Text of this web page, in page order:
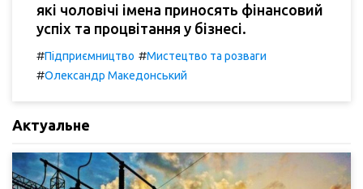
які чоловічі імена приносять фінансовий
успіх та процвітання у бізнесі.
#Підприємництво #Мистецтво та розваги
#Олександр Македонський
Актуальне